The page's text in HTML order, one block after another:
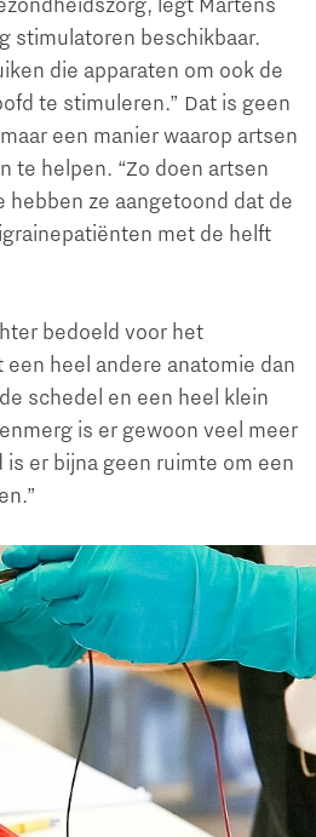
legt Martens
stimulatoren beschikbaar.
die apparaten om ook de
te stimuleren.” Dat is geen
een manier waarop artsen
te helpen. “Zo doen artsen
hebben ze aangetoond dat de
met de helft
bedoeld voor het
heel andere anatomie dan
schedel en een heel klein
is er gewoon veel meer
er bijna geen ruimte om een